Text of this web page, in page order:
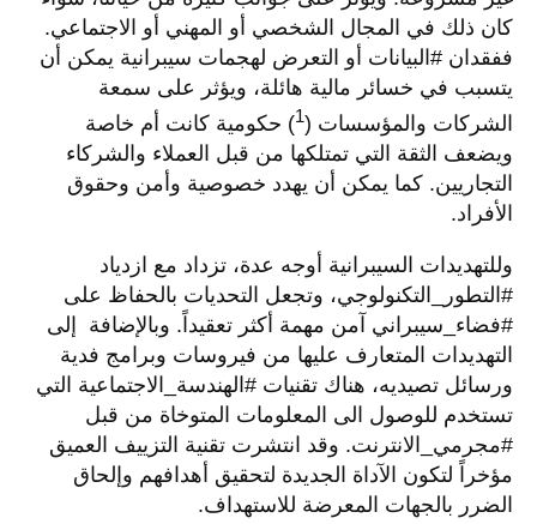
كان ذلك في المجال الشخصي أو المهني أو الاجتماعي.
ففقدان # البيانات أو التعرض لهجمات سيبرانية يمكن أن
يتسبب في خسائر مالية هائلة، ويؤثر على سمعة
الشركات والمؤسسات (1) حكومية كانت أم خاصة
ويضعف الثقة التي تمتلكها من قبل العملاء والشركاء
التجاريين. كما يمكن أن يهدد خصوصية وأمن وحقوق
الأفراد.
وللتهديدات السيبرانية أوجه عدة، تزداد مع ازدياد
# التطور
التكنولوجي، وتجعل التحديات بالحفاظ على
#فضاء سيبراني آمن مهمة أكثر تعقيداً. وبالإضافة
إلى
التهديدات المتعارف عليها من فيروسات وبرامج فدية
ورسائل تصيديه، هناك تقنيات #الهندسة_الاجتماعية التي
تستخدم للوصول الى المعلومات المتوخاة من قبل
#مجرمي_الانترنت. وقد انتشرت تقنية التزييف العميق
مؤخراً لتكون الآداة الجديدة لتحقيق أهدافهم وإلحاق
الضرر بالجهات المعرضة للاستهداف.